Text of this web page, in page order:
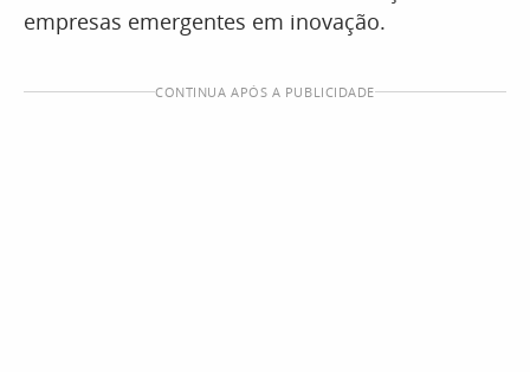
empresas emergentes em inovação.
CONTINUA APÓS A PUBLICIDADE